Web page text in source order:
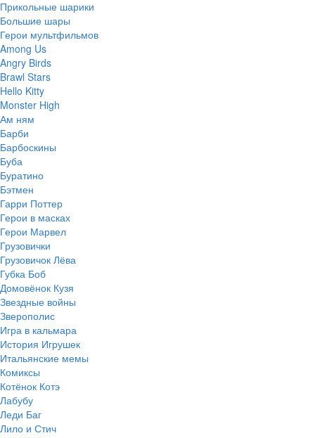
Прикольные шарики
Большие шары
Герои мультфильмов
Among Us
Angry Birds
Brawl Stars
Hello Kitty
Monster High
Ам ням
Барби
Барбоскины
Буба
Буратино
Бэтмен
Гарри Поттер
Герои в масках
Герои Марвел
Грузовички
Грузовичок Лёва
Губка Боб
Домовёнок Кузя
Звездные войны
Зверополис
Игра в кальмара
История Игрушек
Итальянские мемы
Комиксы
Котёнок Котэ
Лабубу
Леди Баг
Лило и Стич